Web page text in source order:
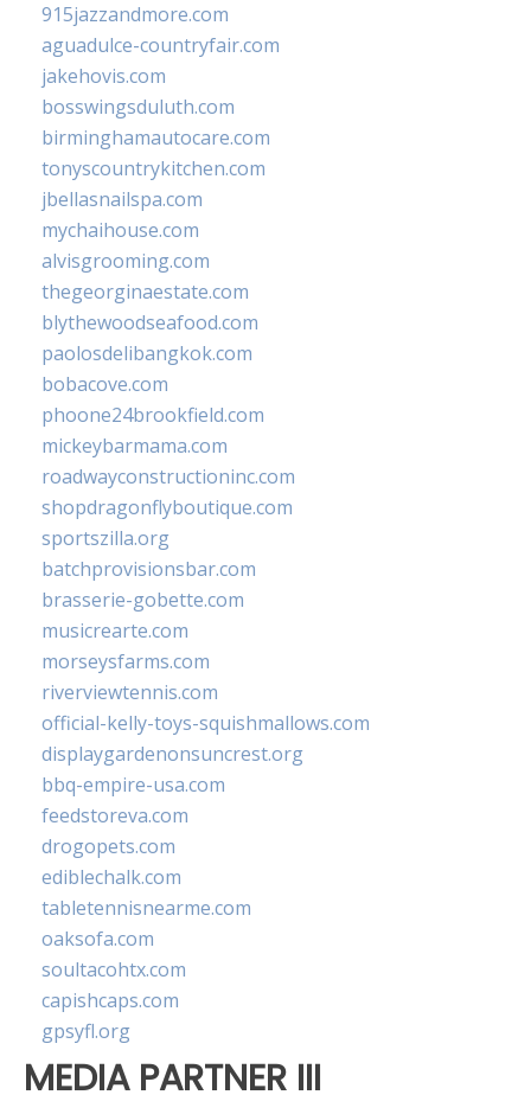
915jazzandmore.com
aguadulce-countryfair.com
jakehovis.com
bosswingsduluth.com
birminghamautocare.com
tonyscountrykitchen.com
jbellasnailspa.com
mychaihouse.com
alvisgrooming.com
thegeorginaestate.com
blythewoodseafood.com
paolosdelibangkok.com
bobacove.com
phoone24brookfield.com
mickeybarmama.com
roadwayconstructioninc.com
shopdragonflyboutique.com
sportszilla.org
batchprovisionsbar.com
brasserie-gobette.com
musicrearte.com
morseysfarms.com
riverviewtennis.com
official-kelly-toys-squishmallows.com
displaygardenonsuncrest.org
bbq-empire-usa.com
feedstoreva.com
drogopets.com
ediblechalk.com
tabletennisnearme.com
oaksofa.com
soultacohtx.com
capishcaps.com
gpsyfl.org
MEDIA PARTNER III